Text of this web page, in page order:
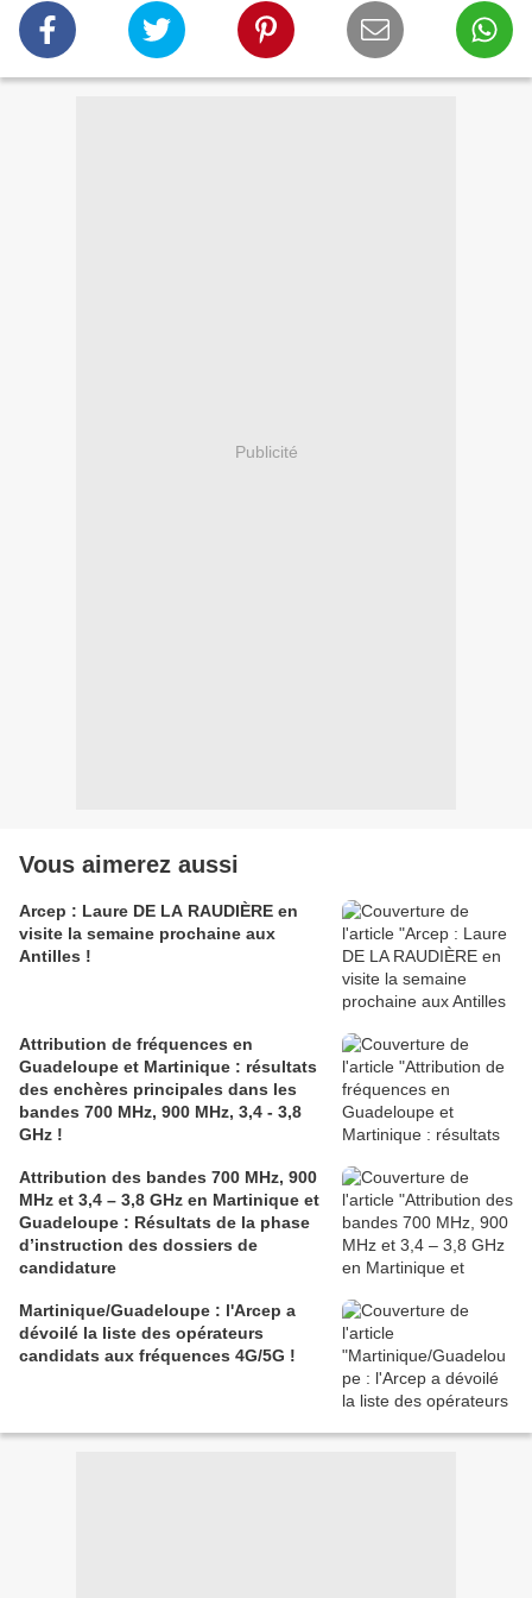
Publicité
Vous aimerez aussi
Arcep : Laure DE LA RAUDIÈRE en
visite la semaine prochaine aux
Antilles !
Attribution de fréquences en
Guadeloupe et Martinique : résultats
des enchères principales dans les
bandes 700 MHz, 900 MHz, 3,4 - 3,8
GHz !
Attribution des bandes 700 MHz, 900
MHz et 3,4 – 3,8 GHz en Martinique et
Guadeloupe : Résultats de la phase
d’instruction des dossiers de
candidature
Martinique/Guadeloupe : l'Arcep a
dévoilé la liste des opérateurs
candidats aux fréquences 4G/5G !